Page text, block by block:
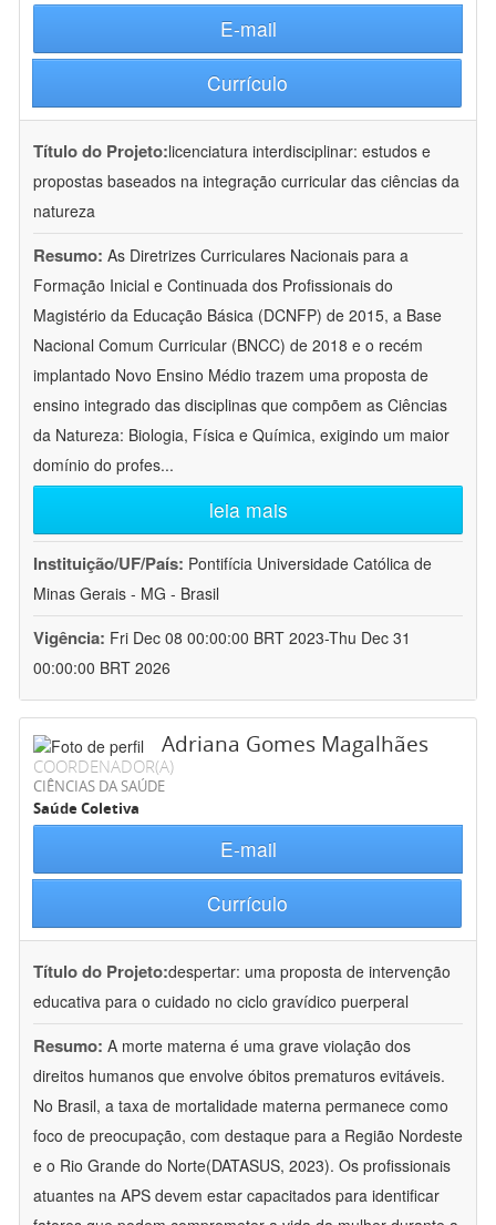
E-mail
Currículo
Título do Projeto:licenciatura interdisciplinar: estudos e
propostas baseados na integração curricular das ciências da
natureza
Resumo: As Diretrizes Curriculares Nacionais para a
Formação Inicial e Continuada dos Profissionais do
Magistério da Educação Básica (DCNFP) de 2015, a Base
Nacional Comum Curricular (BNCC) de 2018 e o recém
implantado Novo Ensino Médio trazem uma proposta de
ensino integrado das disciplinas que compõem as Ciências
da Natureza: Biologia, Física e Química, exigindo um maior
domínio do profes...
leia mais
Instituição/UF/País: Pontifícia Universidade Católica de
Minas Gerais - MG - Brasil
Vigência: Fri Dec 08 00:00:00 BRT 2023-Thu Dec 31
00:00:00 BRT 2026
Adriana Gomes Magalhães
COORDENADOR(A)
CIÊNCIAS DA SAÚDE
Saúde Coletiva
E-mail
Currículo
Título do Projeto:despertar: uma proposta de intervenção
educativa para o cuidado no ciclo gravídico puerperal
Resumo: A morte materna é uma grave violação dos
direitos humanos que envolve óbitos prematuros evitáveis.
No Brasil, a taxa de mortalidade materna permanece como
foco de preocupação, com destaque para a Região Nordeste
e o Rio Grande do Norte(DATASUS, 2023). Os profissionais
atuantes na APS devem estar capacitados para identificar